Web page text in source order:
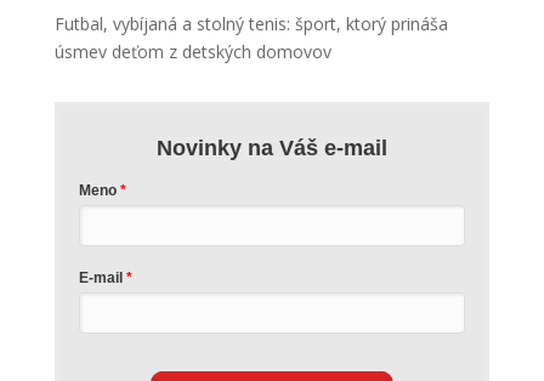
Futbal, vybíjaná a stolný tenis: šport, ktorý prináša
úsmev deťom z detských domovov
Novinky na Váš e-mail
Meno
E-mail